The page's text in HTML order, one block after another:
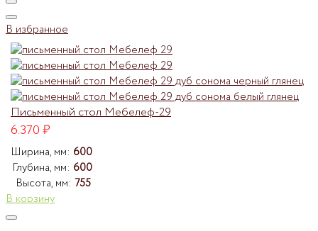
В избранное
Письменный стол Мебелеф-29
6.370₽
Ширина, мм: 600
Глубина, мм: 600
Высота, мм: 755
В корзину